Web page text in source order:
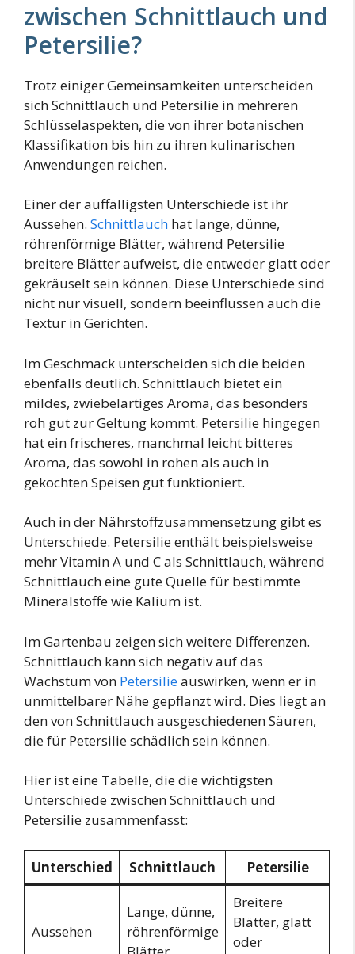
zwischen Schnittlauch und
Petersilie?
Trotz einiger Gemeinsamkeiten unterscheiden
sich Schnittlauch und Petersilie in mehreren
Schlüsselaspekten, die von ihrer botanischen
Klassifikation bis hin zu ihren kulinarischen
Anwendungen reichen.
Einer der auffälligsten Unterschiede ist ihr
Aussehen. Schnittlauch hat lange, dünne,
röhrenförmige Blätter, während Petersilie
breitere Blätter aufweist, die entweder glatt oder
gekräuselt sein können. Diese Unterschiede sind
nicht nur visuell, sondern beeinflussen auch die
Textur in Gerichten.
Im Geschmack unterscheiden sich die beiden
ebenfalls deutlich. Schnittlauch bietet ein
mildes, zwiebelartiges Aroma, das besonders
roh gut zur Geltung kommt. Petersilie hingegen
hat ein frischeres, manchmal leicht bitteres
Aroma, das sowohl in rohen als auch in
gekochten Speisen gut funktioniert.
Auch in der Nährstoffzusammensetzung gibt es
Unterschiede. Petersilie enthält beispielsweise
mehr Vitamin A und C als Schnittlauch, während
Schnittlauch eine gute Quelle für bestimmte
Mineralstoffe wie Kalium ist.
Im Gartenbau zeigen sich weitere Differenzen.
Schnittlauch kann sich negativ auf das
Wachstum von Petersilieauswirken, wenn er in
unmittelbarer Nähe gepflanzt wird. Dies liegt an
den von Schnittlauch ausgeschiedenen Säuren,
die für Petersilie schädlich sein können.
Hier ist eine Tabelle, die die wichtigsten
Unterschiede zwischen Schnittlauch und
Petersilie zusammenfasst:
Unterschied Schnittlauch Petersilie
Aussehen
Lange, dünne,
röhrenförmige
Breitere
Blätter, glatt
oder